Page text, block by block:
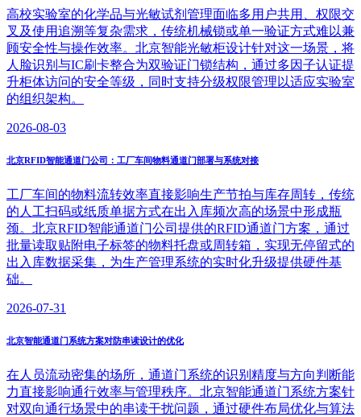
高校实验室的化学品与光敏试剂管理面临多用户共用、权限交
叉及使用追溯等复杂需求，传统机械锁或单一验证方式难以兼
顾安全性与操作效率。北京智能光敏柜设计针对这一场景，将
人脸识别与IC刷卡整合为双验证门锁结构，通过多因子认证提
升柜体访问的安全等级，同时支持分级权限管理以适应实验室
的组织架构。
2026-08-03
北京RFID智能通道门公司：工厂车间物料通道门部署与系统对接
工厂车间的物料流转效率直接影响生产节拍与库存周转，传统
的人工扫码或纸质单据方式在出入库频次高的场景中形成瓶
颈。北京RFID智能通道门公司提供的RFID通道门方案，通过
批量读取贴附电子标签的物料托盘或周转箱，实现无停留式的
出入库数据采集，为生产管理系统的实时化升级提供硬件基
础。
2026-07-31
北京智能通道门系统方案对防串读设计的优化
在人员流动密集的场所，通道门系统的识别精度与方向判断能
力直接影响通行效率与管理秩序。北京智能通道门系统方案针
对双向通行场景中的串读干扰问题，通过硬件布局优化与算法